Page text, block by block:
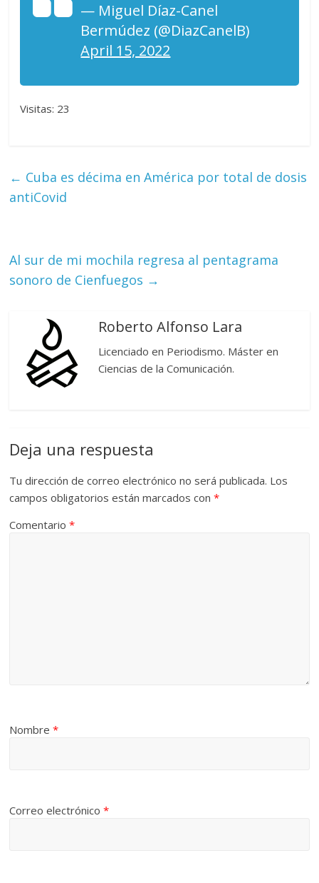
— Miguel Díaz-Canel
Bermúdez (@DiazCanelB)
April 15, 2022
Visitas: 23
← Cuba es décima en América por total de dosis
antiCovid
Al sur de mi mochila regresa al pentagrama
sonoro de Cienfuegos →
Roberto Alfonso Lara
Licenciado en Periodismo. Máster en
Ciencias de la Comunicación.
Deja una respuesta
Tu dirección de correo electrónico no será publicada. Los
campos obligatorios están marcados con*
Comentario*
Nombre*
Correo electrónico*